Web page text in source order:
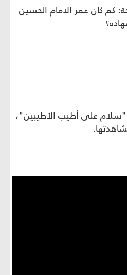
كم كان عمر الامام الحسين
"سلام على أطيب الأطيبين"،